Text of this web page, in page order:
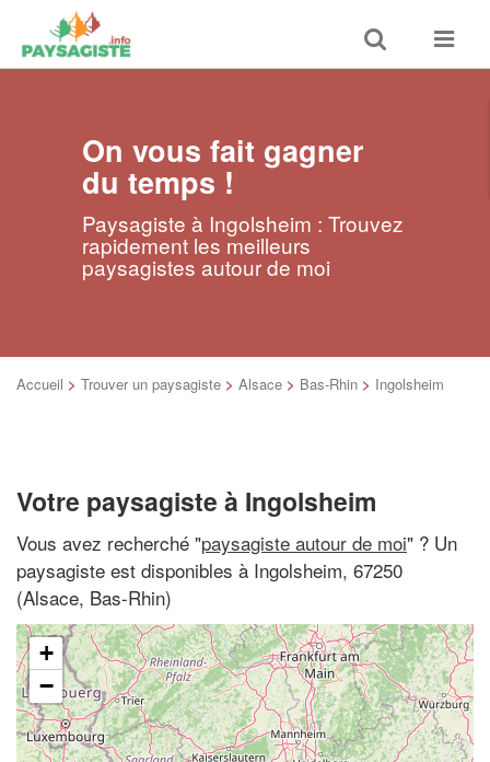
Toggle
search
Toggle
On vous fait gagner
du temps !
Paysagiste à Ingolsheim : Trouvez
rapidement les meilleurs
paysagistes autour de moi
Accueil > Trouver un paysagiste > Alsace > Bas-Rhin > Ingolsheim
Votre paysagiste à Ingolsheim
Vous avez recherché "paysagiste autour de moi" ? Un
paysagiste est disponibles à Ingolsheim, 67250
(Alsace, Bas-Rhin)
+
−